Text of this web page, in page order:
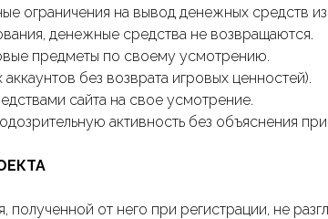
ограничения на вывод денежных средств
денежные средства не возвращаются.
предметы по своему усмотрению.
без возврата игровых ценностей).
сайта на свое усмотрение.
активность без объяснения
полученной от него при регистрации, не